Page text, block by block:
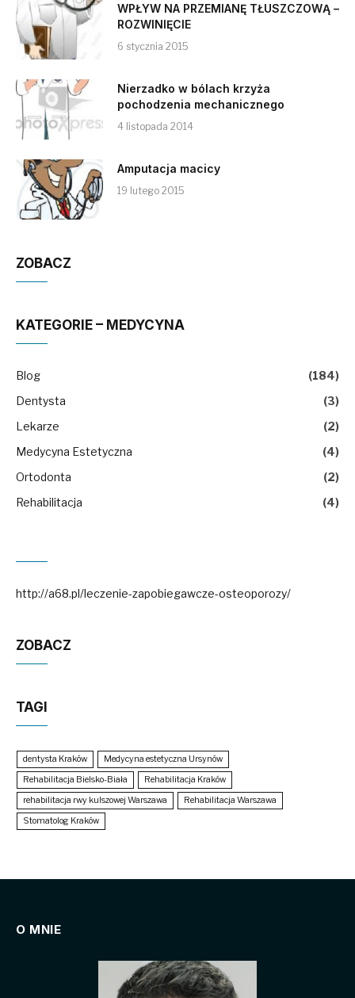
WPŁYW NA PRZEMIANĘ TŁUSZCZOWĄ –
ROZWINIĘCIE
6 stycznia 2015
Nierzadko w bólach krzyża
pochodzenia mechanicznego
4 listopada 2014
Amputacja macicy
19 lutego 2015
ZOBACZ
KATEGORIE – MEDYCYNA
Blog
(184)
Dentysta
(3)
Lekarze
(2)
Medycyna Estetyczna
(4)
Ortodonta
(2)
Rehabilitacja
(4)
http://a68.pl/leczenie-zapobiegawcze-osteoporozy/
ZOBACZ
TAGI
dentysta Kraków
Medycyna estetyczna Ursynów
Rehabilitacja Bielsko-Biała
Rehabilitacja Kraków
rehabilitacja rwy kulszowej Warszawa
Rehabilitacja Warszawa
Stomatolog Kraków
O MNIE